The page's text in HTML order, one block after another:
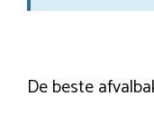
De beste